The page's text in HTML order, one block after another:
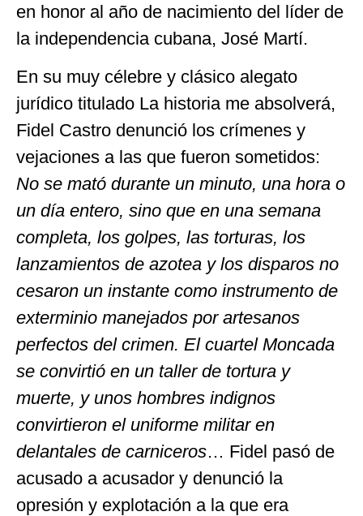
en honor al año de nacimiento del líder de
la independencia cubana, José Martí.
En su muy célebre y clásico alegato
jurídico titulado La historia me absolverá,
Fidel Castro denunció los crímenes y
vejaciones a las que fueron sometidos:
No se mató durante un minuto, una hora o
un día entero, sino que en una semana
completa, los golpes, las torturas, los
lanzamientos de azotea y los disparos no
cesaron un instante como instrumento de
exterminio manejados por artesanos
perfectos del crimen. El cuartel Moncada
se convirtió en un taller de tortura y
muerte, y unos hombres indignos
convirtieron el uniforme militar en
delantales de carniceros… Fidel pasó de
acusado a acusador y denunció la
opresión y explotación a la que era